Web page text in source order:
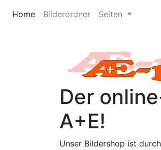
Home Bilderordner Seiten
Der
A+E!
Unser Bildershop ist